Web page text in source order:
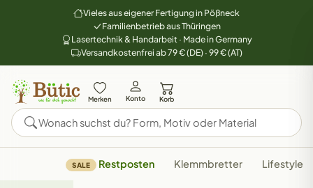
Vieles aus eigener Fertigung in Pößneck
Familienbetrieb aus Thüringen
Lasertechnik & Handarbeit · Made in Germany
Versandkostenfrei ab 79 € (DE) · 99 € (AT)
Merken Konto Korb
SALE Restposten Klemmbretter Lifestyle